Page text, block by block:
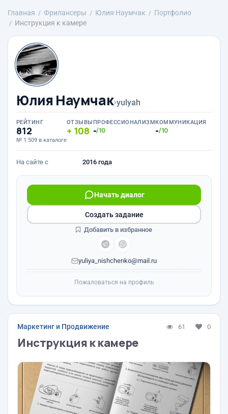
Главная Фрилансеры Юлия Наумчак
Портфолио
Инструкция к камере
Юлия Наумчак›yulyah
РЕЙТИНГ
812
№ 1 509 в каталоге
ОТЗЫВЫ
108
ПРОФЕССИОНАЛИЗМ
-/10
КОММУНИКАЦИЯ
-/10
На сайте с 2016 года
Начать диалог
yuliya_nishchenko@mail.ru
Создать задание
Добавить в избранное
Пожаловаться на профиль
Маркетинг и Продвижение 61 0
Инструкция к камере